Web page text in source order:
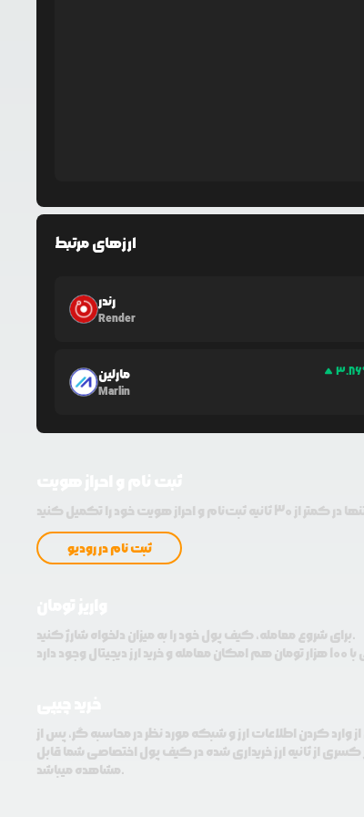
ارزهای مرتبط
رندر
Render
مارلین
Marlin
3.86
ثبت نام در رودیو
برای شروع معامله، کیف پول خود را به میزان دلخواه شارژ کنید.
وارد کردن اطلاعات ارز و شبکه مورد نظر در محاسبه گر، پس از
کسری از ثانیه ارز خریداری شده در کیف پول اختصاصی شما قابل
مشاهده میباشد.